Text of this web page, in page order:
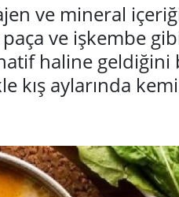
ve mineral
ve işkembe
haline geldiğini
kış aylarında